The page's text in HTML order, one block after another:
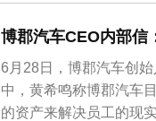
田陆巡的设计，视觉效
博郡汽车CEO内部信
6月28日，博郡汽车创
中，黄希鸣称博郡汽车
的资产来解决员工的现